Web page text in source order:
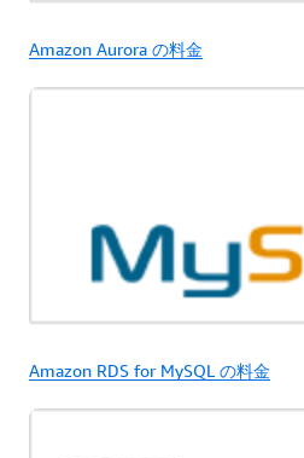
Amazon Aurora の料金
Amazon RDS for MySQL の料金